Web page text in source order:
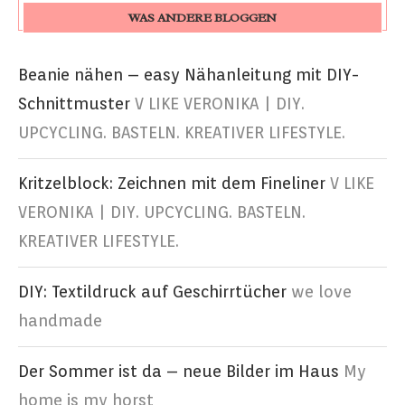
WAS ANDERE BLOGGEN
Beanie nähen – easy Nähanleitung mit DIY-
Schnittmuster V LIKE VERONIKA | DIY.
UPCYCLING. BASTELN. KREATIVER LIFESTYLE.
Kritzelblock: Zeichnen mit dem Fineliner V LIKE
VERONIKA | DIY. UPCYCLING. BASTELN.
KREATIVER LIFESTYLE.
DIY: Textildruck auf Geschirrtücher we love
handmade
Der Sommer ist da – neue Bilder im Haus My
home is my horst